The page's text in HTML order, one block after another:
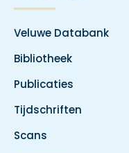
Veluwe Databank
Bibliotheek
Publicaties
Tijdschriften
Scans